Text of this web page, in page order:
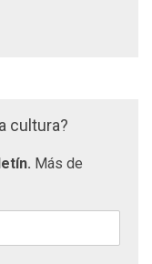
cultura?
Más de